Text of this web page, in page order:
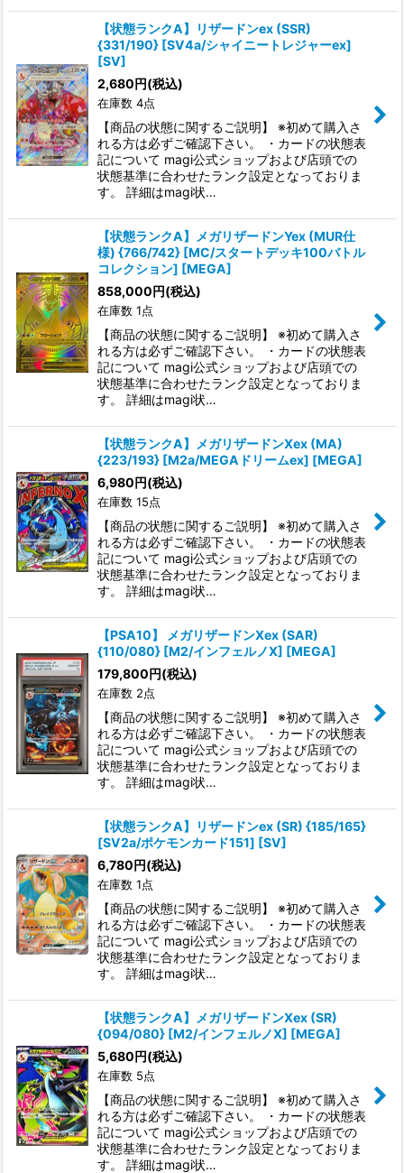
【状態ランクA】リザードンex (SSR)
{331/190} [SV4a/シャイニートレジャーex]
[SV]
2,680円(税込)
在庫数 4点
【商品の状態に関するご説明】 ※初めて購入さ
れる方は必ずご確認下さい。 ・カードの状態表
記について magi公式ショップおよび店頭での
状態基準に合わせたランク設定となっておりま
す。 詳細はmagi状…
【状態ランクA】メガリザードンYex (MUR仕
様) {766/742} [MC/スタートデッキ100バトル
コレクション] [MEGA]
858,000円(税込)
在庫数 1点
【商品の状態に関するご説明】 ※初めて購入さ
れる方は必ずご確認下さい。 ・カードの状態表
記について magi公式ショップおよび店頭での
状態基準に合わせたランク設定となっておりま
す。 詳細はmagi状…
【状態ランクA】メガリザードンXex (MA)
{223/193} [M2a/MEGAドリームex] [MEGA]
6,980円(税込)
在庫数 15点
【商品の状態に関するご説明】 ※初めて購入さ
れる方は必ずご確認下さい。 ・カードの状態表
記について magi公式ショップおよび店頭での
状態基準に合わせたランク設定となっておりま
す。 詳細はmagi状…
【PSA10】 メガリザードンXex (SAR)
{110/080} [M2/インフェルノX] [MEGA]
179,800円(税込)
在庫数 2点
【商品の状態に関するご説明】 ※初めて購入さ
れる方は必ずご確認下さい。 ・カードの状態表
記について magi公式ショップおよび店頭での
状態基準に合わせたランク設定となっておりま
す。 詳細はmagi状…
【状態ランクA】リザードンex (SR) {185/165}
[SV2a/ポケモンカード151] [SV]
6,780円(税込)
在庫数 1点
【商品の状態に関するご説明】 ※初めて購入さ
れる方は必ずご確認下さい。 ・カードの状態表
記について magi公式ショップおよび店頭での
状態基準に合わせたランク設定となっておりま
す。 詳細はmagi状…
【状態ランクA】メガリザードンXex (SR)
{094/080} [M2/インフェルノX] [MEGA]
5,680円(税込)
在庫数 5点
【商品の状態に関するご説明】 ※初めて購入さ
れる方は必ずご確認下さい。 ・カードの状態表
記について magi公式ショップおよび店頭での
状態基準に合わせたランク設定となっておりま
す。 詳細はmagi状…